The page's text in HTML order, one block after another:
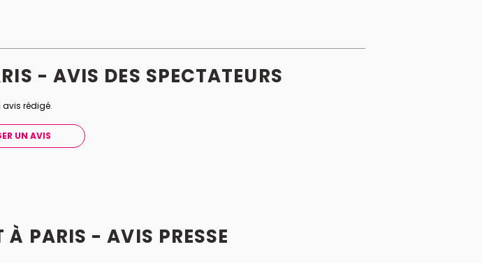
- AVIS DES SPECTATEURS
avis rédigé.
UN AVIS
PARIS - AVIS PRESSE